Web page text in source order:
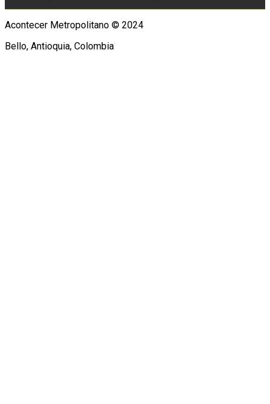
Acontecer Metropolitano © 2024
Bello, Antioquia, Colombia